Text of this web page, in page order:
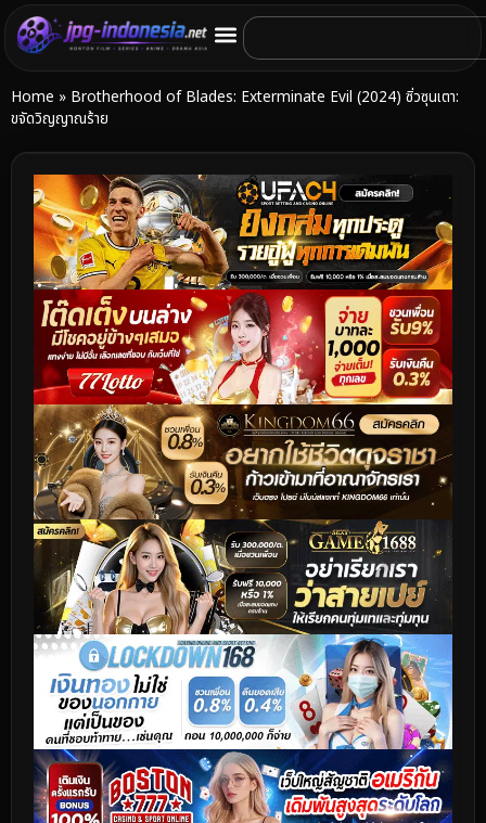
Home » Brotherhood of Blades: Exterminate Evil (2024) ซิ่วซุนเตา:
ขจัดวิญญาณร้าย